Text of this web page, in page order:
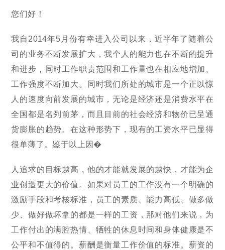
您们好！
我自2014年5月份有幸进入公司以来，近半年了随着公
司的业务不断发展扩大，我个人的能力也在不断的提升
和进步，同时工作职责范围和工作量也在相应地增加、
工作强度不断加大。同时我们所处的城市是一个正以惊
人的速度向前发展的城市，无论是经济还是消费水平在
全国都是名列前茅，而且目前的社会经济和物价已呈通
货膨胀的趋势。在这种形势下，现有的工资水平已显得
很单薄了。鉴于以上因�
人追求的目标越高，他的才能就发展的越快，才能为企
业创造更大的价值。如果对员工的工作没有一个明确的
激励手段和考核标准，员工的素质、能力高低、做多做
少、做好做坏拿的都是一样的工资，那对他们来说，为
工作付出的满腔热情、牺牲的休息时间和身体健康是不
公平和不值得的。薪酬是衡量工作价值的标准。薪资的